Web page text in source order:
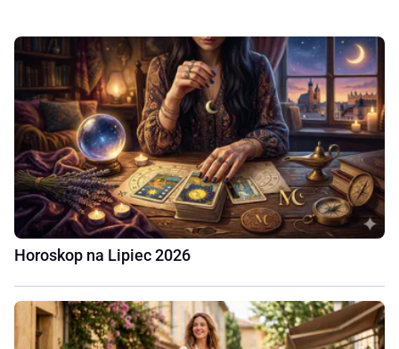
Horoskop na Lipiec 2026